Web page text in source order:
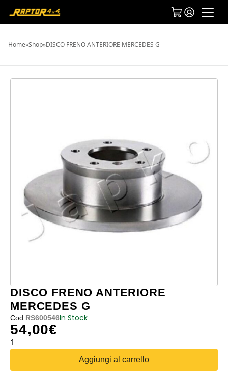
Home»Shop»DISCO FRENO ANTERIORE MERCEDES G
DISCO FRENO ANTERIORE
MERCEDES G
Cod:RS600546In Stock
54,00€
DISCO
Aggiungi al carrello